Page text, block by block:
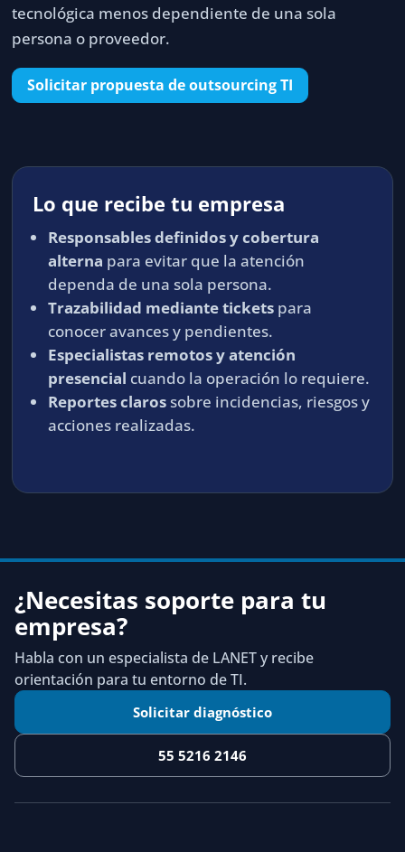
tecnológica menos dependiente de una sola
persona o proveedor.
Solicitar propuesta de outsourcing TI
Lo que recibe tu empresa
Responsables definidos y cobertura
alterna para evitar que la atención
dependa de una sola persona.
Trazabilidad mediante tickets para
conocer avances y pendientes.
Especialistas remotos y atención
presencial cuando la operación lo requiere.
Reportes clarossobre incidencias, riesgos y
acciones realizadas.
¿Necesitas soporte para tu
empresa?
Habla con un especialista de LANET y recibe
orientación para tu entorno de TI.
Solicitar diagnóstico
55 5216 2146